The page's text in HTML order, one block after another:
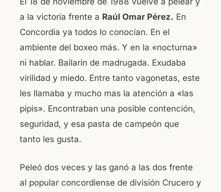
a la victoria frente a Raúl Omar Pérez. En
Concordia ya todos lo conocían. En el
ambiente del boxeo más. Y en la «nocturna»
ni hablar. Bailarín de madrugada. Exudaba
virilidad y miedo. Entre tanto vagonetas, este
les llamaba y mucho mas la atención a «las
pipis». Encontraban una posible contención,
seguridad, y esa pasta de campeón que
tanto les gusta.
Peleó dos veces y las ganó a las dos frente
al popular concordiense de división Crucero y